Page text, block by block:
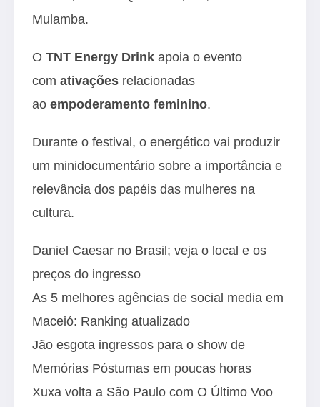
Mulamba.
O TNT Energy Drink apoia o evento
com ativações relacionadas
ao empoderamento feminino.
Durante o festival, o energético vai produzir
um minidocumentário sobre a importância e
relevância dos papéis das mulheres na
cultura.
Daniel Caesar no Brasil; veja o local e os
preços do ingresso
As 5 melhores agências de social media em
Maceió: Ranking atualizado
Jão esgota ingressos para o show de
Memórias Póstumas em poucas horas
Xuxa volta a São Paulo com O Último Voo